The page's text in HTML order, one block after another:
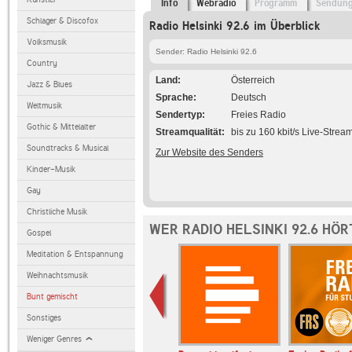
Schlager & Discofox
Volksmusik
Country
Jazz & Blues
Weltmusik
Gothic & Mittelalter
Soundtracks & Musical
Kinder-Musik
Gay
Christliche Musik
Gospel
Meditation & Entspannung
Weihnachtsmusik
Bunt gemischt
Sonstiges
Weniger Genres
Info Webradio Programm
Radio Helsinki 92.6 im Überblick
Sender: Radio Helsinki 92.6
Land
Österreich
Sprache
Deutsch
Sendertyp
Freies Radio
Streamqualität
bis zu 160 kbit/s Live-
Zur Website des Senders
WER RADIO HELSINKI 92.6